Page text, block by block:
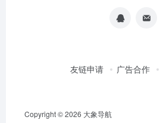
友链申请 广告合作
Copyright © 2026 大象导航